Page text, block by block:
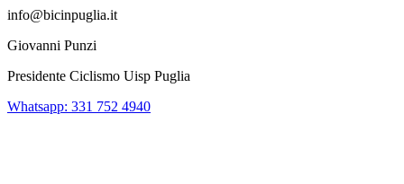
info@bicinpuglia.it
Giovanni Punzi
Presidente Ciclismo Uisp Puglia
Whatsapp: 331 752 4940